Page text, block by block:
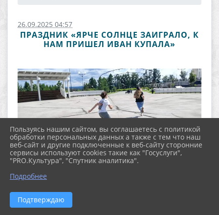
26.09.2025 04:57
ПРАЗДНИК «ЯРЧЕ СОЛНЦЕ ЗАИГРАЛО, К
НАМ ПРИШЕЛ ИВАН КУПАЛА»
Пользуясь нашим сайтом, вы соглашаетесь с политикой
обработки персональных данных а также с тем что наш
веб-сайт и другие подключенные к веб-сайту сторонние
сервисы используют cookies такие как "Госуслуги",
"PRO.Культура", "Спутник аналитика".
Подробнее
Подтверждаю